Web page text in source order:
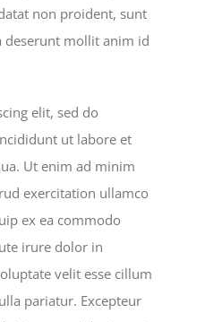
non proident, sunt
deserunt mollit anim id
elit, sed do
ut labore et
Ut enim ad minim
exercitation ullamco
ex ea commodo
irure dolor in
velit esse cillum
pariatur. Excepteur